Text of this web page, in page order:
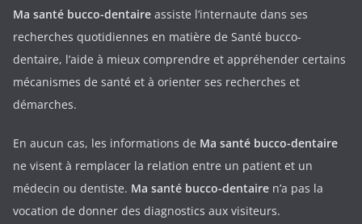
Ma santé bucco-dentaire assiste l’internaute dans ses
recherches quotidiennes en matière de Santé bucco-
dentaire, l’aide à mieux comprendre et appréhender certains
mécanismes de santé et à orienter ses recherches et
démarches.
En aucun cas, les informations de Ma santé bucco-dentaire
ne visent à remplacer la relation entre un patient et un
médecin ou dentiste. Ma santé bucco-dentaire n’a pas la
vocation de donner des diagnostics aux visiteurs.